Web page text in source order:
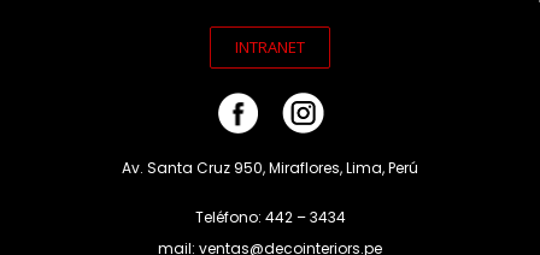
INTRANET
Av. Santa Cruz 950, Miraflores, Lima, Perú
Teléfono: 442 – 3434
mail: ventas@decointeriors.pe